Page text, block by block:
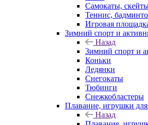
Самокаты,
Теннис,
Игровая
Зимний спорт и
Назад
Зимний спорт и
Коньки
Ледянки
Снегокаты
Тюбинги
Снежкобластеры
Плавание, игрушки
Назад